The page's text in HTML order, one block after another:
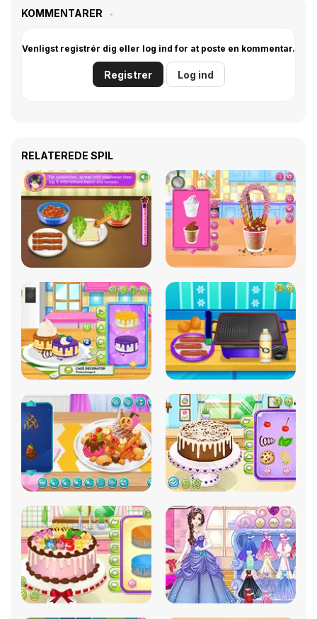
KOMMENTARER
Venligst registrér dig eller log ind for at poste en kommentar.
Registrer Log ind
RELATEREDE SPIL